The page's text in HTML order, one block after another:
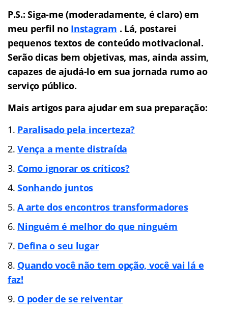
P.S.: Siga-me (moderadamente, é claro) em
meu perfil no Instagram . Lá, postarei
pequenos textos de conteúdo motivacional.
Serão dicas bem objetivas, mas, ainda assim,
capazes de ajudá-lo em sua jornada rumo ao
serviço público.
Mais artigos para ajudar em sua preparação:
Paralisado pela incerteza?
Vença a mente distraída
Como ignorar os críticos?
Sonhando juntos
A arte dos encontros transformadores
Ninguém é melhor do que ninguém
Defina o seu lugar
Quando você não tem opção, você vai lá e
faz!
O poder de se reiventar